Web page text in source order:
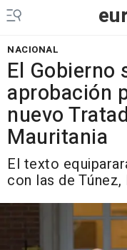
NACIONAL
El Gobierno
aprobación
nuevo
Mauritania
El texto
con las de